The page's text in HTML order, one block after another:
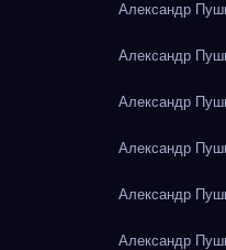
Александр
Александр
Александр
Александр
Александр
Александр